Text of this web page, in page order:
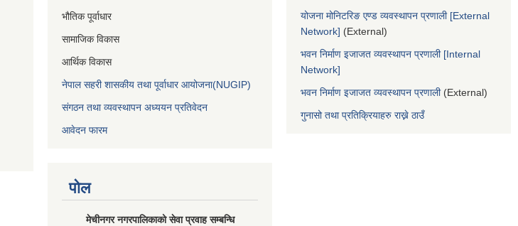
भौतिक पूर्वाधार
सामाजिक विकास
आर्थिक विकास
नेपाल सहरी शासकीय तथा पूर्वाधार आयोजना(NUGIP)
संगठन तथा व्यवस्थापन अध्ययन प्रतिवेदन
आवेदन फारम
पोल
मेचीनगर नगरपालिकाको सेवा प्रवाह सम्बन्धि
योजना मोनिटरिङ एण्ड व्यवस्थापन प्रणाली [External
Network] (External)
भवन निर्माण इजाजत व्यवस्थापन प्रणाली [Internal
Network]
भवन निर्माण इजाजत व्यवस्थापन प्रणाली(External)
गुनासो तथा प्रतिक्रियाहरु राख्ने ठाउँ